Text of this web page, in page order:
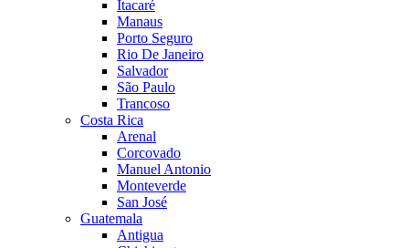
Itacaré
Manaus
Porto Seguro
Rio De Janeiro
Salvador
São Paulo
Trancoso
Costa Rica
Arenal
Corcovado
Manuel Antonio
Monteverde
San José
Guatemala
Antigua